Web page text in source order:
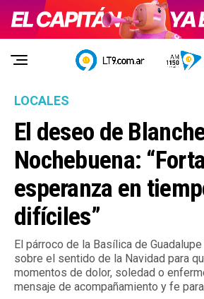
LOCALES
El deseo de
Nochebuena:
esperanza en
difíciles”
El párroco de la Basílica de
sobre el sentido de la Navidad para
momentos de dolor, soledad o
mensaje de acompañamiento y fe